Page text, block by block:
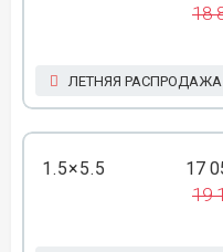
18
ЛЕТНЯЯ РАСПРОДАЖА
1.5×5.5 17
19